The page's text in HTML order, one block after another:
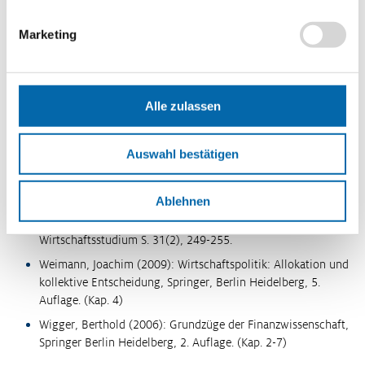
Marketing
Alle zulassen
Auswahl bestätigen
Ablehnen
37:44 Minuten
Akerlof, G. A. (1970): The Market for Lemons: Quality
of Economics. Band 84, Nr. 3, S. 488-500.
Schmale, Ingrid (2009): Institutionelle Diversität ist wichtig,
Wirtschaftsdienst 89, S. 765-769.
Wambach, A. / Weche, J. (2018): Hat Deutschland ein
Marktmachtproblem? Wirtschaftsdienst 98, S. 791-798.
Weimann, Joachim (2002): Externe Effekte, WISU - Das
Wirtschaftsstudium S. 31(2), 249-255.
Weimann, Joachim (2009): Wirtschaftspolitik: Allokation und
kollektive Entscheidung, Springer, Berlin Heidelberg, 5.
Auflage. (Kap. 4)
Wigger, Berthold (2006): Grundzüge der Finanzwissenschaft,
Springer Berlin Heidelberg, 2. Auflage. (Kap. 2-7)